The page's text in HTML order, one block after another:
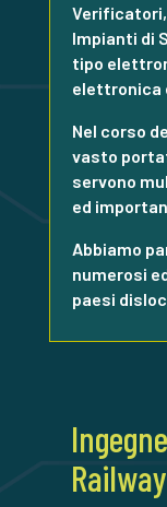
Impianti di
tipo
elettronica
Nel corso
vasto
servono
ed
Abbiamo
numerosi
paesi